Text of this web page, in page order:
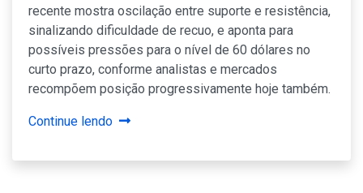
recente mostra oscilação entre suporte e resistência,
sinalizando dificuldade de recuo, e aponta para
possíveis pressões para o nível de 60 dólares no
curto prazo, conforme analistas e mercados
recompõem posição progressivamente hoje também.
Continue lendo